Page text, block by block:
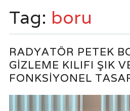
Tag: boru
RADYATÖR PETEK
GIZLEME KILIFI ŞIK
FONKSIYONEL